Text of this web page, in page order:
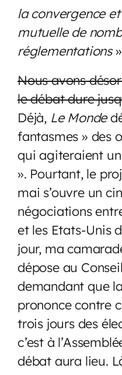
la convergence
mutuelle de
réglementations
Nous avons
le débat dure
Déjà, Le Monde
fantasmes » des
qui agiteraient
». Pourtant, le
mai s’ouvre un
négociations
et les Etats-Unis
jour, ma
dépose au
demandant que
prononce contre
trois jours des
c’est à
débat aura lieu.